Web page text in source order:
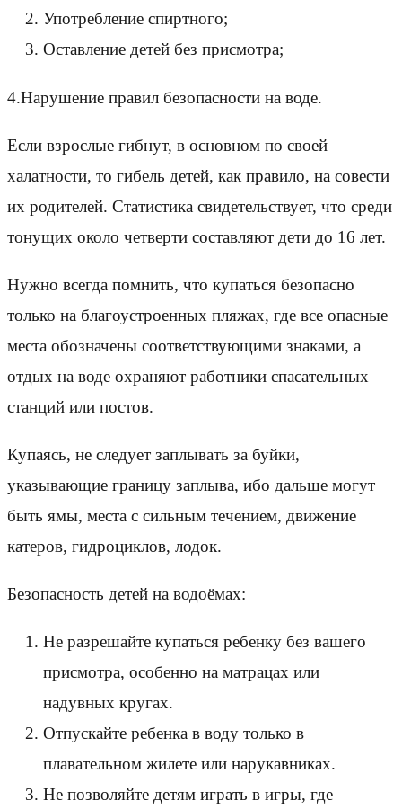
Употребление спиртного;
Оставление детей без присмотра;
4.Нарушение правил безопасности на воде.
Если взрослые гибнут, в основном по своей
халатности, то гибель детей, как правило, на совести
их родителей. Статистика свидетельствует, что среди
тонущих около четверти составляют дети до 16 лет.
Нужно всегда помнить, что купаться безопасно
только на благоустроенных пляжах, где все опасные
места обозначены соответствующими знаками, а
отдых на воде охраняют работники спасательных
станций или постов.
Купаясь, не следует заплывать за буйки,
указывающие границу заплыва, ибо дальше могут
быть ямы, места с сильным течением, движение
катеров, гидроциклов, лодок.
Безопасность детей на водоёмах:
Не разрешайте купаться ребенку без вашего
присмотра, особенно на матрацах или
надувных кругах.
Отпускайте ребенка в воду только в
плавательном жилете или нарукавниках.
Не позволяйте детям играть в игры, где